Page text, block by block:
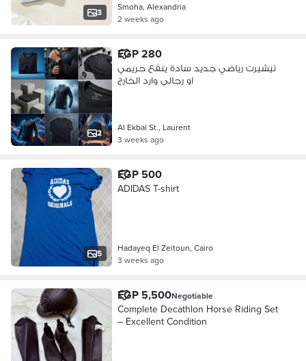
3
Smoha, Alexandria
2 weeks ago
2
EGP 280
تيشيرت رياضي جديد سادة ينفع حريمي
او رجالي وارد الخارج
Al Ekbal St., Laurent
3 weeks ago
5
EGP 500
ADIDAS T-shirt
Hadayeq El Zeitoun, Cairo
3 weeks ago
EGP 5,500Negotiable
Complete Decathlon Horse Riding Set
– Excellent Condition